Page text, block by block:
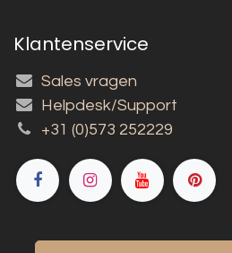
Klantenservice
Sales vragen
Helpdesk/Support
+31 (0)573 252229